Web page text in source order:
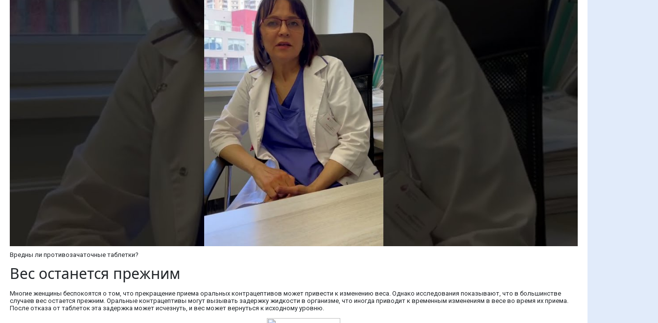
Вредны ли противозачаточные таблетки?
Вес останется прежним
Многие женщины беспокоятся о том, что прекращение приема оральных контрацептивов может привести к изменению веса. Однако исследования показывают, что в большинстве
случаев вес остается прежним. Оральные контрацептивы могут вызывать задержку жидкости в организме, что иногда приводит к временным изменениям в весе во время их приема.
После отказа от таблеток эта задержка может исчезнуть, и вес может вернуться к исходному уровню.